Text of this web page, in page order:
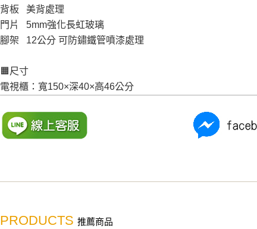
背板 美背處理
門片 5mm強化長虹玻璃
腳架 12公分 可防鏽鐵管噴漆處理
🟧尺寸
電視櫃：寬150×深40×高46公分
PRODUCTS 推薦商品